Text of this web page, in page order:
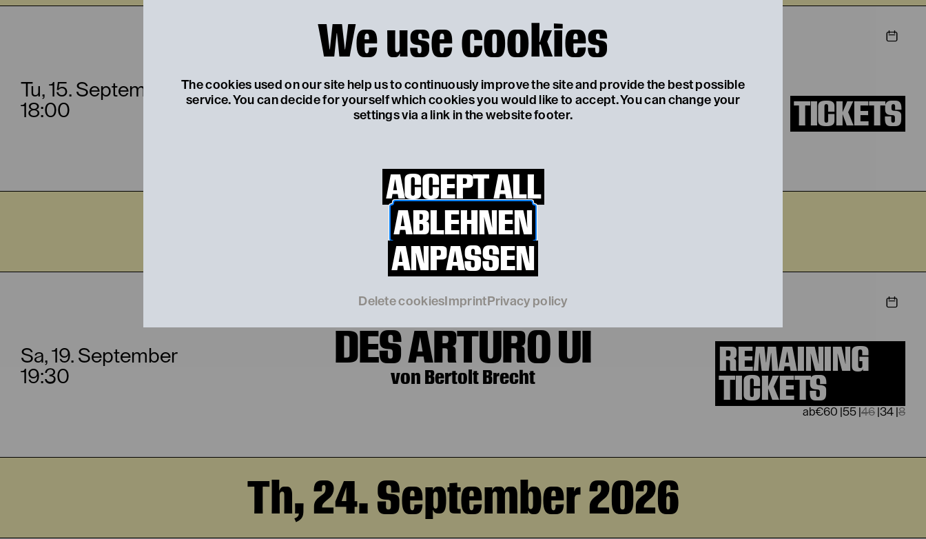
We use cookies
The cookies used on our site help us to continuously improve the site and provide the best possible
service. You can decide for yourself which cookies you would like to accept. You can change your
settings via a link in the website footer.
ACCEPT ALL
ABLEHNEN
ANPASSEN
Delete cookies Imprint Privacy policy
Tu, 15. September
18:00
DER AUFHALTSAME AUFSTIEG
DES ARTURO UI
von Bertolt Brecht TICKETS
Sa, 19. September 2026
Sa, 19. September
19:30
DER AUFHALTSAME AUFSTIEG
DES ARTURO UI
von Bertolt Brecht REMAINING
TICKETS
€60 55 46 34 8
Th, 24. September 2026